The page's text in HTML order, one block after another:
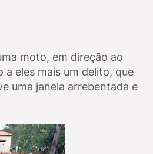
moto, em direção ao
eles mais um delito, que
uma janela arrebentada e